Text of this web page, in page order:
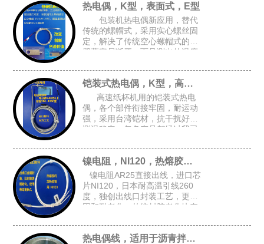
热电偶，K型，表面式，E型
包装机热电偶新应用，替代
传统的螺帽式，采用实心螺丝固
定，解决了传统空心螺帽式的牙
壁薄容易断牙，而且测出的温度
的锁孔，安装空间要求小，适合
包装设备的加热磨具，热封刀铠装式热电偶，K型，高速纸杯机K型偶
高速纸杯机用的铠装式热电
偶，各个部件衔接牢固，耐运动
强，采用台湾铠材，抗干扰好，
测温稳定，每条产品都经过我司
检测，确保每条产品都是完好的
才能出厂
镍电阻，NI120，热熔胶机胶管感温头
镍电阻AR25直接出线，进口芯
片NI120，日本耐高温引线260
度，独创出线口封装工艺，更牢
固和耐老化，传统封胶老化快寿
5*30，4*30
热电偶线，适用于沥青拌热再生设备